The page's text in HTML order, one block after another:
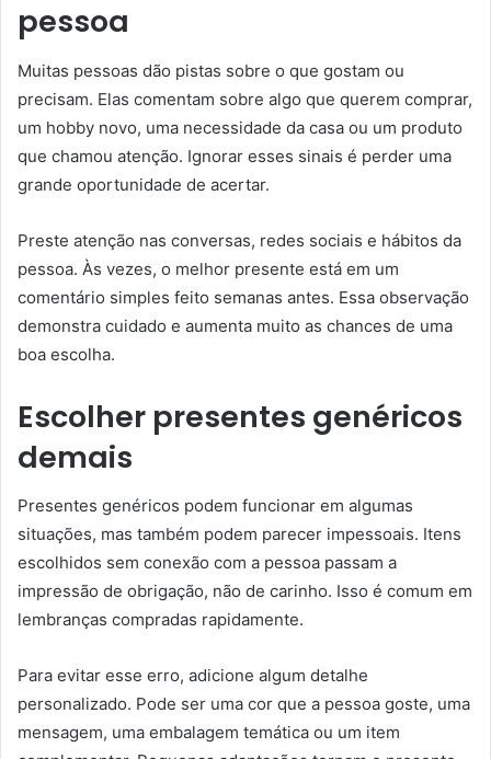
pessoa
Muitas pessoas dão pistas sobre o que gostam ou
precisam. Elas comentam sobre algo que querem comprar,
um hobby novo, uma necessidade da casa ou um produto
que chamou atenção. Ignorar esses sinais é perder uma
grande oportunidade de acertar.
Preste atenção nas conversas, redes sociais e hábitos da
pessoa. Às vezes, o melhor presente está em um
comentário simples feito semanas antes. Essa observação
demonstra cuidado e aumenta muito as chances de uma
boa escolha.
Escolher presentes genéricos
demais
Presentes genéricos podem funcionar em algumas
situações, mas também podem parecer impessoais. Itens
escolhidos sem conexão com a pessoa passam a
impressão de obrigação, não de carinho. Isso é comum em
lembranças compradas rapidamente.
Para evitar esse erro, adicione algum detalhe
personalizado. Pode ser uma cor que a pessoa goste, uma
mensagem, uma embalagem temática ou um item